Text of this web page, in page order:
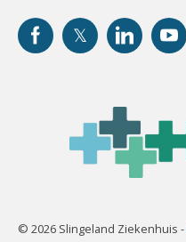
© 2026 Slingeland Ziekenhuis -